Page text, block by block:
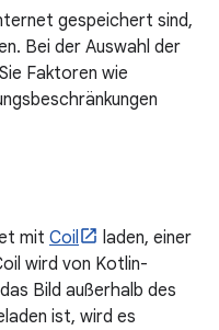
gespeichert sind,
Bei der Auswahl der
Faktoren wie
mit Coil
laden, einer
wird von Kotlin-
Bild außerhalb des
ist, wird es